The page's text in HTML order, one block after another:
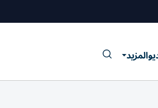
المزيد